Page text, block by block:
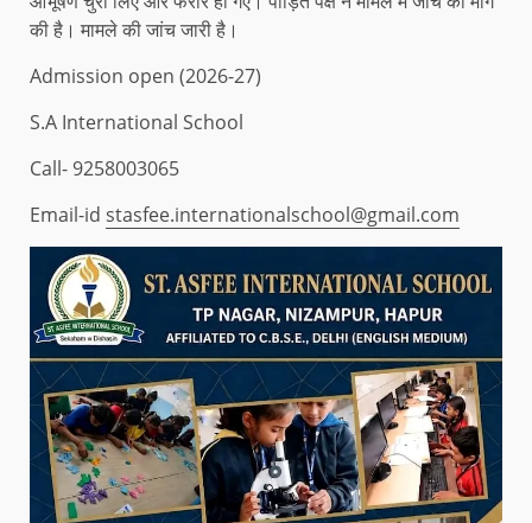
की है। मामले की जांच जारी है।
Admission open (2026-27)
S.A International School
Call- 9258003065
Email-id stasfee.internationalschool@gmail.com